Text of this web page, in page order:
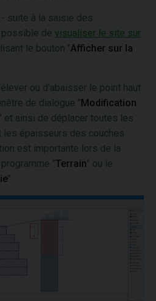
- suite à la saisie des
de visualiser le site sur
le bouton "Afficher sur la
ou d'abaisser le point haut
de dialogue "Modification
" et ainsi de déplacer toutes les
les épaisseurs des couches
est importante lors de la
"Terrain" ou le
".